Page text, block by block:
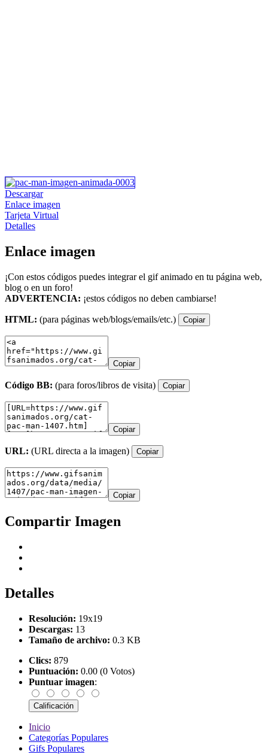
Descargar
Enlace imagen
Tarjeta Virtual
Detalles
Enlace imagen
¡Con estos códigos puedes integrar el gif animado en tu página web,
blog o en un foro!
ADVERTENCIA: ¡estos códigos no deben cambiarse!
HTML: (para páginas web/blogs/emails/etc.) Copiar
Copiar
Código BB: (para foros/libros de visita) Copiar
Copiar
URL: (URL directa a la imagen) Copiar
Copiar
Compartir Imagen
Detalles
Resolución: 19x19
Descargas: 13
Tamaño de archivo: 0.3 KB
Clics: 879
Puntuación: 0.00 (0 Votos)
Puntuar imagen:
Inicio
Categorías Populares
Gifs Populares